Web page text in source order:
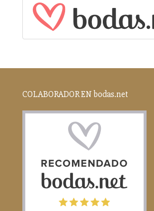
COLABORADOR EN bodas.net